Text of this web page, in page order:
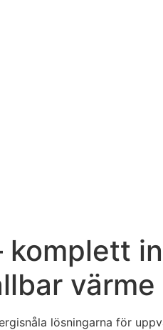
komplett
värme
lösningarna för